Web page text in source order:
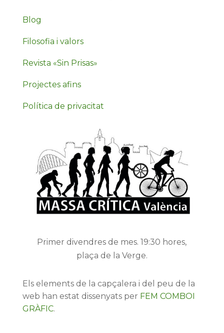
Blog
Filosofia i valors
Revista «Sin Prisas»
Projectes afins
Política de privacitat
Primer divendres de mes. 19:30 hores,
plaça de la Verge.
Els elements de la capçalera i del peu de la
web han estat dissenyats per FEM COMBOI
GRÀFIC.